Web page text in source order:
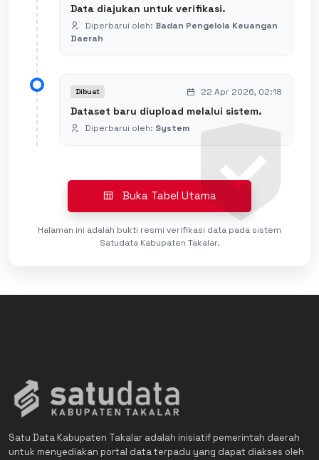
Data diajukan untuk verifikasi.
Diperbarui oleh: Badan Pengelola Keuangan
Daerah
Dibuat 22 Apr 2026, 02:18
Dataset baru diupload melalui sistem.
Diperbarui oleh: System
Buka Tabel Utama
Halaman ini adalah bukti resmi verifikasi data pada sistem
Satudata Kabupaten Takalar.
Satu Data Kabupaten Takalar adalah inisiatif pemerintah daerah
untuk menyediakan portal data terpadu yang dapat diakses oleh